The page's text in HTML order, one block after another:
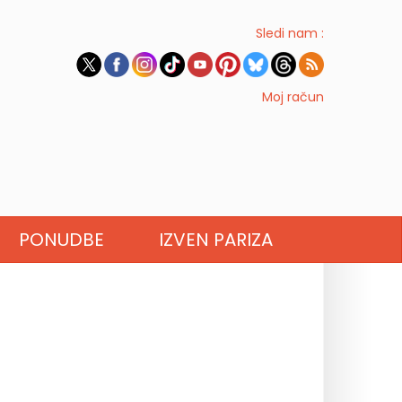
Sledi nam :
Moj račun
PONUDBE IZVEN PARIZA